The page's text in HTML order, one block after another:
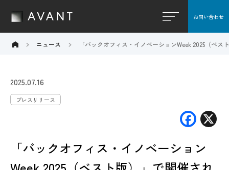
お問い合わせ
ニュース 「バックオフィス・イノベーションWeek 2025（ベ
2025.07.16
プレスリリース
F
e
「バックオフィス・イノベーション